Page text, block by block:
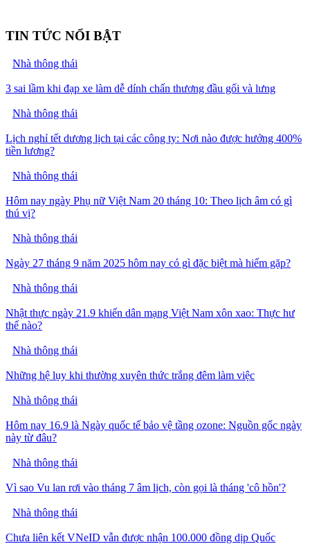
TIN TỨC NỔI BẬT
Nhà thông thái
3 sai lầm khi đạp xe làm dễ dính chấn thương đầu gối và lưng
Nhà thông thái
Lịch nghỉ tết dương lịch tại các công ty: Nơi nào được hưởng 400%
tiền lương?
Nhà thông thái
Hôm nay ngày Phụ nữ Việt Nam 20 tháng 10: Theo lịch âm có gì
thú vị?
Nhà thông thái
Ngày 27 tháng 9 năm 2025 hôm nay có gì đặc biệt mà hiếm gặp?
Nhà thông thái
Nhật thực ngày 21.9 khiến dân mạng Việt Nam xôn xao: Thực hư
thế nào?
Nhà thông thái
Những hệ lụy khi thường xuyên thức trắng đêm làm việc
Nhà thông thái
Hôm nay 16.9 là Ngày quốc tế bảo vệ tầng ozone: Nguồn gốc ngày
này từ đâu?
Nhà thông thái
Vì sao Vu lan rơi vào tháng 7 âm lịch, còn gọi là tháng 'cô hồn'?
Nhà thông thái
Chưa liên kết VNeID vẫn được nhận 100.000 đồng dịp Quốc